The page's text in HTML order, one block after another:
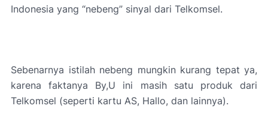
Indonesia yang “nebeng” sinyal dari Telkomsel.
Sebenarnya istilah nebeng mungkin kurang tepat ya,
karena faktanya By,U ini masih satu produk dari
Telkomsel (seperti kartu AS, Hallo, dan lainnya).